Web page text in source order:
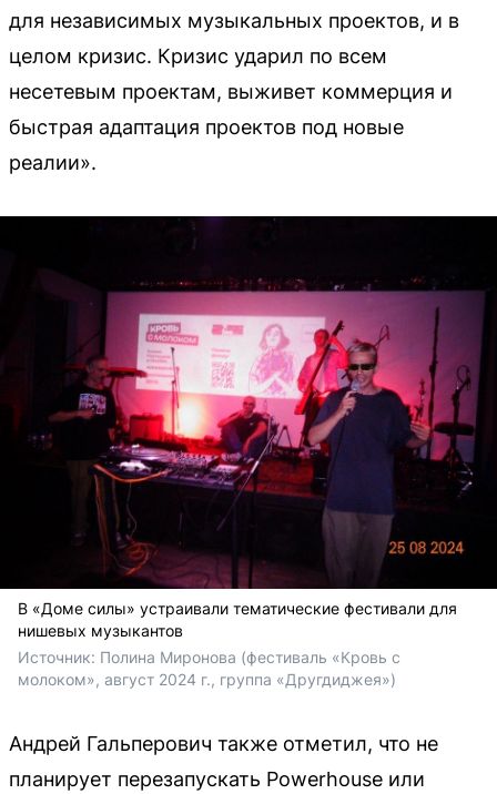
для независимых музыкальных проектов, и в
целом кризис. Кризис ударил по всем
несетевым проектам, выживет коммерция и
быстрая адаптация проектов под новые
реалии».
В «Доме силы» устраивали тематические фестивали для
нишевых музыкантов
Источник: Полина Миронова (фестиваль «Кровь с
молоком», август 2024 г., группа «Другдиджея»)
Андрей Гальперович также отметил, что не
планирует перезапускать Powerhouse или